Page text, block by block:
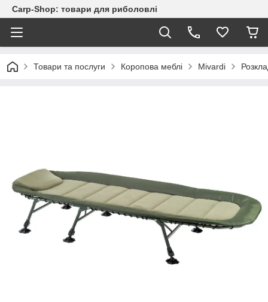
Carp-Shop: товари для риболовлі
Товари та послуги Коропова меблі Mivardi